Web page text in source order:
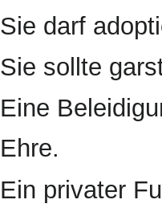
Sie darf
Sie sollte
Eine
Ehre.
Ein privater